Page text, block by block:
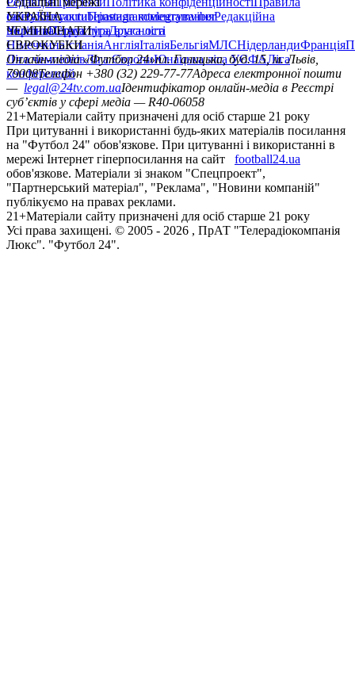
сайтуКонтактиПравила коментуванняРедакційна
політикаСтруктура власності
facebookxyoutubeinstagramtelegramviber
УКРАЇНА
УкраїнаПерша лігаДруга ліга
ЧЕМПІОНАТИ
НімеччинаІспаніяАнгліяІталіяБельгіяМЛСНідерландиФранція
ЄВРОКУБКИ
Ліга чемпіонівЛіга ЄвропиЮнацька ліга УЄФАЛіга
конференцій
Онлайн-медіа «Футбол 24»пл. Галицька, буд. 15, м. Львів,
79008Телефон +380 (32) 229-77-77Адреса електронної пошти
— legal@24tv.com.uaІдентифікатор онлайн-медіа в Реєстрі
суб’єктів у сфері медіа — R40-06058
21+Матеріали сайту призначені для осіб старше 21 року
При цитуванні і використанні будь-яких матеріалів посилання
на "Футбол 24" обов'язкове. При цитуванні і використанні в
мережі Інтернет гіперпосилання на сайт
football24.ua
обов'язкове. Матеріали зі знаком "Спецпроект",
"Партнерський матеріал", "Реклама", "Новини компаній"
публікуємо на правах реклами.
21+Матеріали сайту призначені для осіб старше 21 року
Усi права захищенi. © 2005 - 2026 , ПрАТ "Телерадіокомпанія
Люкс". "Футбол 24".